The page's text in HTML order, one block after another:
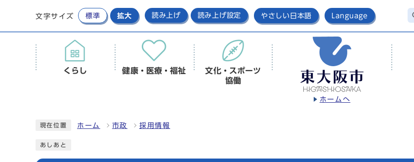
文字サイズ 標準 拡大 読み上げ 読み上げ設定 やさしい日本語 Language
ホームへ
くらし 健康・医療・福祉
文化・スポーツ
協働
現在位置 ホーム 市政 採用情報
あしあと